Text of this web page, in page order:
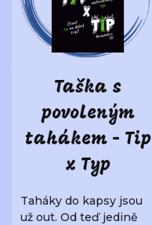
Taška s
povoleným
tahákem - Tip
x Typ
Taháky do kapsy jsou
už out. Od teď jedině